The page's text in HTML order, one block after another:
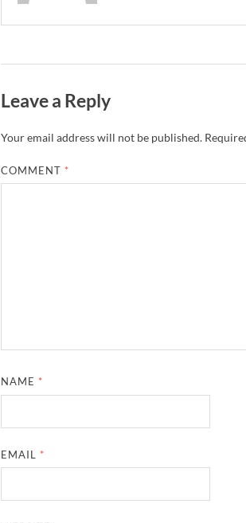
Leave a Reply
Your email address will not be published.
COMMENT *
NAME *
EMAIL *